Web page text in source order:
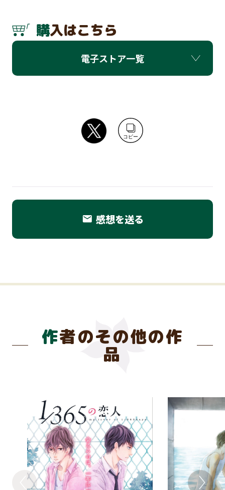
購入はこちら
電子ストア一覧
コピー
email 感想を送る
作者のその他の作
品